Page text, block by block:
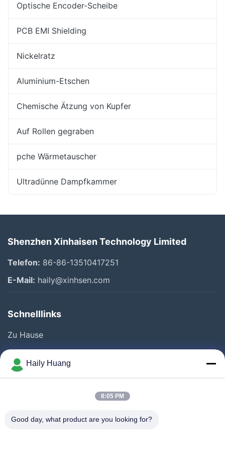
Optische Encoder-Scheibe
PCB EMI Shielding
Nickelratz
Aluminium-Etschen
Chemische Ätzung von Kupfer
Auf Rollen gegraben
pche Wärmetauscher
Ultradünne Dampfkammer
Shenzhen Xinhaisen Technology Limited
Telefon: 86-86-13510417251
E-Mail: haily@xinhsen.com
Schnelllinks
Zu Hause
Produkte
Videos
Qualitätskontrolle
Haily Huang
8:05 PM
Good day, what product are you looking for?